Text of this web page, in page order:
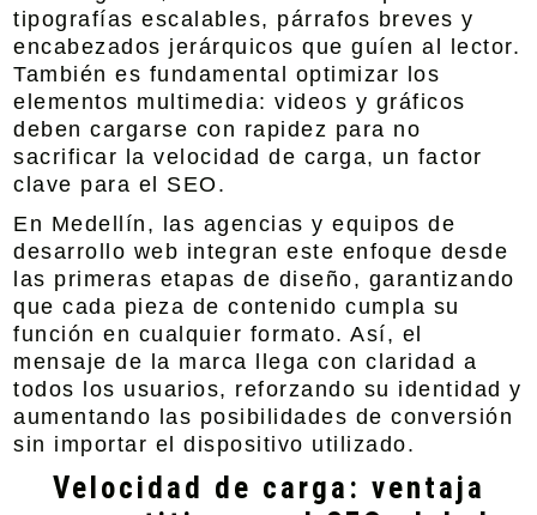
tipografías escalables, párrafos breves y
encabezados jerárquicos que guíen al lector.
También es fundamental optimizar los
elementos multimedia: videos y gráficos
deben cargarse con rapidez para no
sacrificar la velocidad de carga, un factor
clave para el SEO.
En Medellín, las agencias y equipos de
desarrollo web integran este enfoque desde
las primeras etapas de diseño, garantizando
que cada pieza de contenido cumpla su
función en cualquier formato. Así, el
mensaje de la marca llega con claridad a
todos los usuarios, reforzando su identidad y
aumentando las posibilidades de conversión
sin importar el dispositivo utilizado.
Velocidad de carga: ventaja